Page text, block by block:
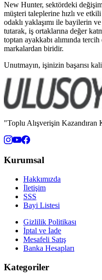
New Hunter, sektördeki
müşteri taleplerine hızlı ve
odaklı yaklaşımı ile bayilerin ve
tutarak, iş ortaklarına değer
toptan ayakkabı alımında
markalardan biridir.
Unutmayın, işinizin başarısı
"Toplu Alışverişin Kazandıran
Kurumsal
Hakkımızda
İletişim
SSS
Bayi Listesi
Gizlilik Politikası
İptal ve İade
Mesafeli Satış
Banka Hesapları
Kategoriler